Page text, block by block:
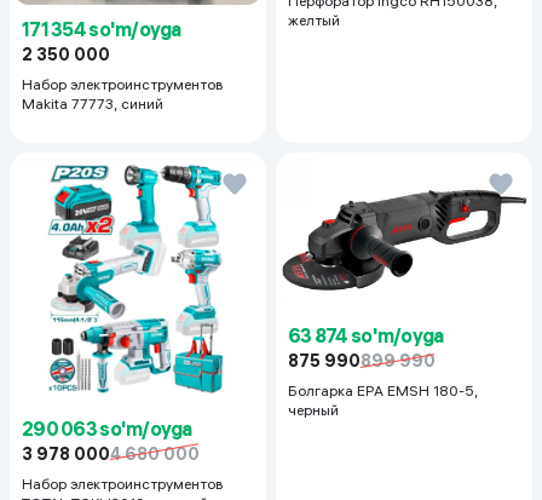
171 354 so'm/oyga
2 350 000
Набор электроинструментов
Makita 77773, синий
желтый
290 063 so'm/oyga
3 978 0004 680 000
Набор электроинструментов
63 874 so'm/oyga
875 990899 990
Болгарка EPA EMSH 180-5,
черный